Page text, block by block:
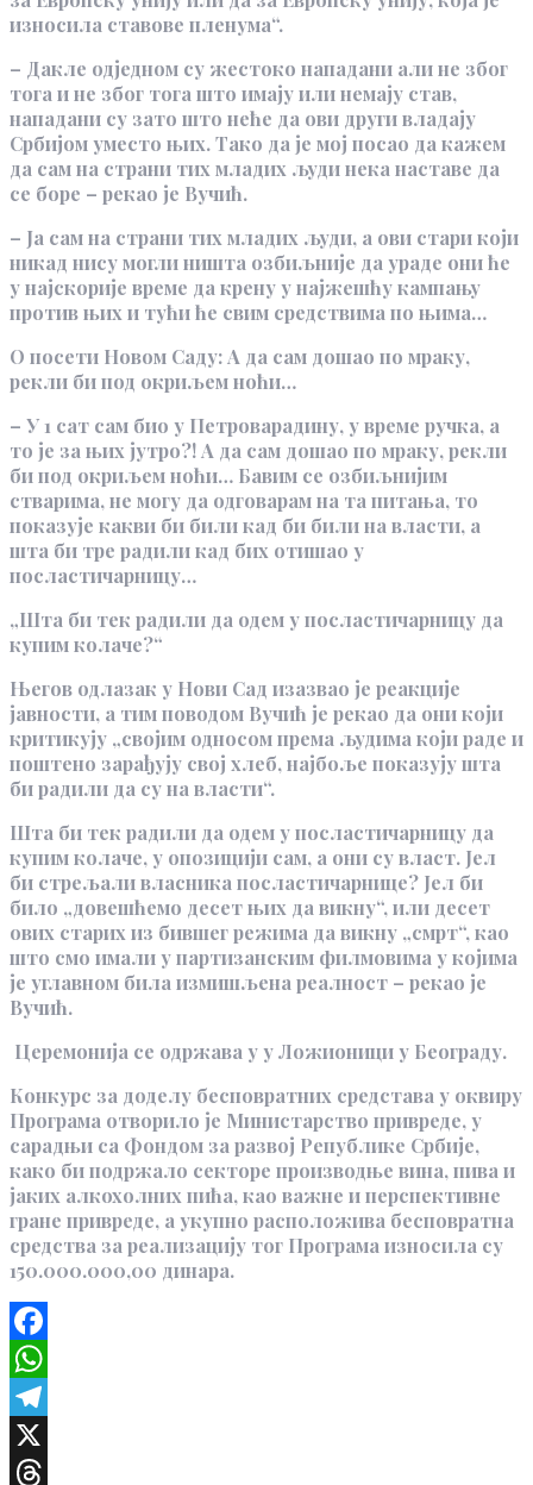
износила ставове пленума“.
– Дакле од‌једном су жестоко нападани али не због
тога и не због тога што имају или немају став,
нападани су зато што неће да ови други владају
Србијом уместо њих. Тако да је мој посао да кажем
да сам на страни тих младих људи нека наставе да
се боре – рекао је Вучић.
– Ја сам на страни тих младих људи, а ови стари који
никад нису могли ништа озбиљније да ураде они ће
у најскорије време да крену у најжешћу кампању
против њих и тући ће свим средствима по њима…
О посети Новом Саду: А да сам дошао по мраку,
рекли би под окриљем ноћи…
– У 1 сат сам био у Петроварадину, у време ручка, а
то је за њих јутро?! А да сам дошао по мраку, рекли
би под окриљем ноћи… Бавим се озбиљнијим
стварима, не могу да одговарам на та питања, то
показује какви би били кад би били на власти, а
шта би тре радили кад бих отишао у
посластичарницу…
„Шта би тек радили да одем у посластичарницу да
купим колаче?“
Његов одлазак у Нови Сад изазвао је реакције
јавности, а тим поводом Вучић је рекао да они који
критикују „својим односом према људима који раде и
поштено зарађују свој хлеб, најбоље показују шта
би радили да су на власти“.
Шта би тек радили да одем у посластичарницу да
купим колаче, у опозицији сам, а они су власт. Јел
би стрељали власника посластичарнице? Јел би
било „довешћемо десет њих да викну“, или десет
ових старих из бившег режима да викну „смрт“, као
што смо имали у партизанским филмовима у којима
је углавном била измишљена реалност – рекао је
Вучић.
Церемонија се одржава у у Ложионици у Београду.
Конкурс за доделу бесповратних средстава у оквиру
Програма отворило је Министарство привреде, у
сарадњи са Фондом за развој Републике Србије,
како би подржало секторе производње вина, пива и
јаких алкохолних пића, као важне и перспективне
гране привреде, а укупно расположива бесповратна
средства за реализацију тог Програма износила су
150.000.000,00 динара.
Facebook
WhatsApp
Telegram
X